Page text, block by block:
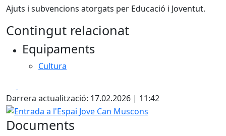
Ajuts i subvencions atorgats per Educació i Joventut.
Contingut relacionat
Equipaments
Cultura
Darrera actualització: 17.02.2026 | 11:42
Entrada a l'Espai Jove Can Muscons
Documents